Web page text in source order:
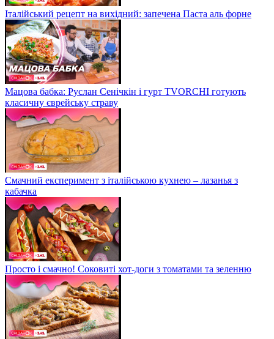
Італійський рецепт на вихідний: запечена Паста аль форне
Мацова бабка: Руслан Сенічкін і гурт TVORCHI готують
класичну єврейську страву
Смачний експеримент з італійською кухнею – лазанья з
кабачка
Просто і смачно! Соковиті хот-доги з томатами та зеленню